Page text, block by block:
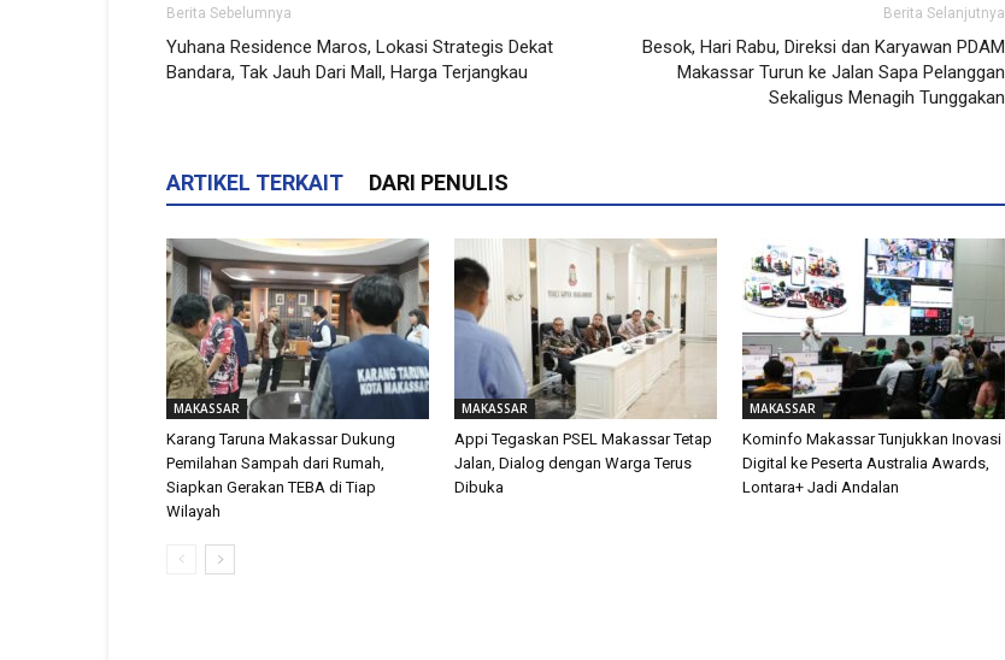
Berita Sebelumnya
Yuhana Residence Maros, Lokasi Strategis Dekat
Bandara, Tak Jauh Dari Mall, Harga Terjangkau
Berita Selanjutnya
Besok, Hari Rabu, Direksi dan Karyawan PDAM
Makassar Turun ke Jalan Sapa Pelanggan
Sekaligus Menagih Tunggakan
ARTIKEL TERKAIT DARI PENULIS
MAKASSAR
Karang Taruna Makassar Dukung
Pemilahan Sampah dari Rumah,
Siapkan Gerakan TEBA di Tiap
Wilayah
MAKASSAR
Appi Tegaskan PSEL Makassar Tetap
Jalan, Dialog dengan Warga Terus
Dibuka
MAKASSAR
Kominfo Makassar Tunjukkan Inovasi
Digital ke Peserta Australia Awards,
Lontara+ Jadi Andalan